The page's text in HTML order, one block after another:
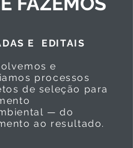
E EDITAIS
e
processos
de seleção para
— do
ao resultado.